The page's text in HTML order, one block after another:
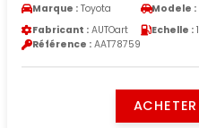
Marque : Toyota Modele :
Fabricant : AUTOart Echelle :
Référence : AAT78759